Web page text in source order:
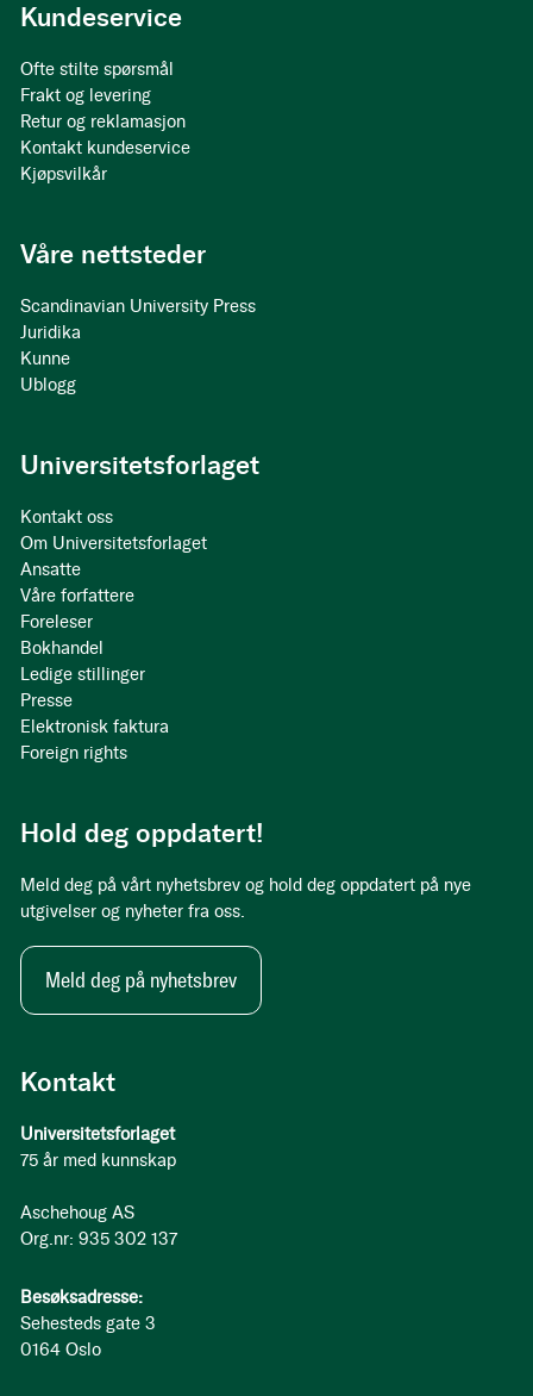
Kontakt
Universitetsforlaget
75 år med kunnskap
Aschehoug AS
Org.nr: 935 302 137
Besøksadresse:
Sehesteds gate 3
0164 Oslo
Kundeservice
Ofte stilte spørsmål
Frakt og levering
Retur og reklamasjon
Kontakt kundeservice
Kjøpsvilkår
Våre nettsteder
Scandinavian University Press
Juridika
Kunne
Ublogg
Universitetsforlaget
Kontakt oss
Om Universitetsforlaget
Ansatte
Våre forfattere
Foreleser
Bokhandel
Ledige stillinger
Presse
Elektronisk faktura
Foreign rights
Hold deg oppdatert!
Meld deg på vårt nyhetsbrev og hold deg oppdatert på nye
utgivelser og nyheter fra oss.
Meld deg på nyhetsbrev